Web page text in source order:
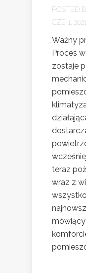
POSTED
CZE 1, 2021
Ważny
Proces
zostaje
teraz
wraz z